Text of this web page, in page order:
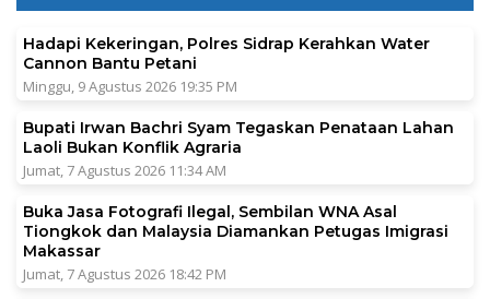
Hadapi Kekeringan, Polres Sidrap Kerahkan Water
Cannon Bantu Petani
Minggu, 9 Agustus 2026 19:35 PM
Bupati Irwan Bachri Syam Tegaskan Penataan Lahan
Laoli Bukan Konflik Agraria
Jumat, 7 Agustus 2026 11:34 AM
Buka Jasa Fotografi Ilegal, Sembilan WNA Asal
Tiongkok dan Malaysia Diamankan Petugas Imigrasi
Makassar
Jumat, 7 Agustus 2026 18:42 PM